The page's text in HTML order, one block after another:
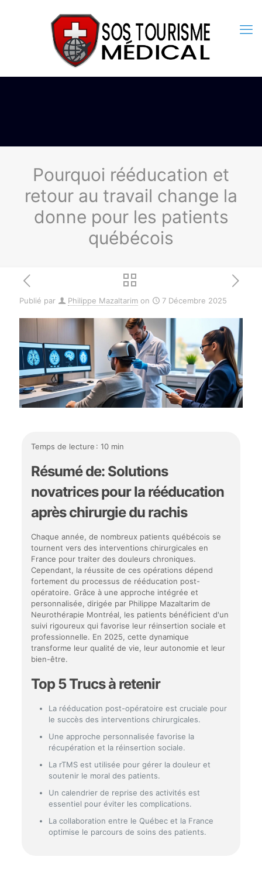
Pourquoi rééducation et
retour au travail change la
donne pour les patients
québécois
Publié par Philippe Mazaltarim on 7 Décembre 2025
Temps de lecture : 10 min
Résumé de: Solutions
novatrices pour la rééducation
après chirurgie du rachis
Chaque année, de nombreux patients québécois se
tournent vers des interventions chirurgicales en
France pour traiter des douleurs chroniques.
Cependant, la réussite de ces opérations dépend
fortement du processus de rééducation post-
opératoire. Grâce à une approche intégrée et
personnalisée, dirigée par Philippe Mazaltarim de
Neurothérapie Montréal, les patients bénéficient d'un
suivi rigoureux qui favorise leur réinsertion sociale et
professionnelle. En 2025, cette dynamique
transforme leur qualité de vie, leur autonomie et leur
bien-être.
Top 5 Trucs à retenir
La rééducation post-opératoire est cruciale pour
le succès des interventions chirurgicales.
Une approche personnalisée favorise la
récupération et la réinsertion sociale.
La rTMS est utilisée pour gérer la douleur et
soutenir le moral des patients.
Un calendrier de reprise des activités est
essentiel pour éviter les complications.
La collaboration entre le Québec et la France
optimise le parcours de soins des patients.